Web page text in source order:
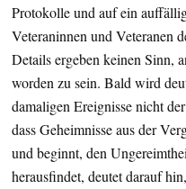
Protokolle und auf ein
Veteraninnen und Veteranen
Details ergeben keinen Sinn,
worden zu sein. Bald wird
damaligen Ereignisse nicht
dass Geheimnisse aus der
und beginnt, den
herausfindet, deutet darauf